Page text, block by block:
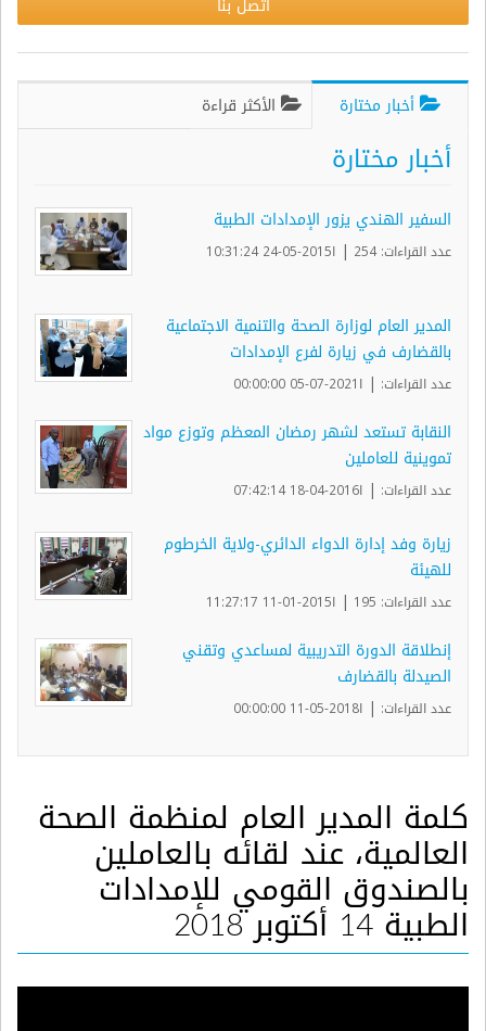
اتصل بنا
أخبار مختارة الأكثر قراءة
أخبار مختارة
السفير الهندي يزور الإمدادات الطبية
عدد القراءات: 254 | ا2015-05-24 10:31:24
المدير العام لوزارة الصحة والتنمية الاجتماعية
بالقضارف في زيارة لفرع الإمدادات
عدد القراءات: | ا2021-07-05 00:00:00
النقابة تستعد لشهر رمضان المعظم وتوزع مواد
تموينية للعاملين
عدد القراءات: | ا2016-04-18 07:42:14
زيارة وفد إدارة الدواء الدائري-ولاية الخرطوم
للهيئة
عدد القراءات: 195 | ا2015-01-11 11:27:17
إنطلاقة الدورة التدريبية لمساعدي وتقني
الصيدلة بالقضارف
عدد القراءات: | ا2018-05-11 00:00:00
كلمة المدير العام لمنظمة الصحة
العالمية، عند لقائه بالعاملين
بالصندوق القومي للإمدادات
الطبية 14 أكتوبر 2018